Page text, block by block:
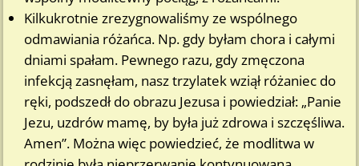
Kilkukrotnie zrezygnowaliśmy ze wspólnego
odmawiania różańca. Np. gdy byłam chora i całymi
dniami spałam. Pewnego razu, gdy zmęczona
infekcją zasnęłam, nasz trzylatek wziął różaniec do
ręki, podszedł do obrazu Jezusa i powiedział: „Panie
Jezu, uzdrów mamę, by była już zdrowa i szczęśliwa.
Amen”. Można więc powiedzieć, że modlitwa w